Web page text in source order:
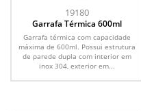
19180
Garrafa Térmica 600ml
Garrafa térmica com capacidade
máxima de 600ml. Possui estrutura
de parede dupla com interior em
inox 304, exterior em...